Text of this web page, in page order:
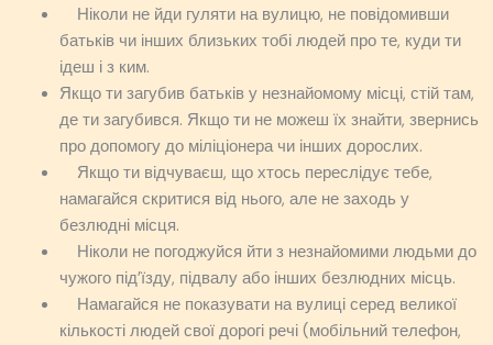
Ніколи не йди гуляти на вулицю, не повідомивши
батьків чи інших близьких тобі людей про те, куди ти
ідеш і з ким.
Якщо ти загубив батьків у незнайомому місці, стій там,
де ти загубився. Якщо ти не можеш їх знайти, звернись
про допомогу до міліціонера чи інших дорослих.
Якщо ти відчуваєш, що хтось переслідує тебе,
намагайся скритися від нього, але не заходь у
безлюдні місця.
Ніколи не погоджуйся йти з незнайомими людьми до
чужого під’їзду, підвалу або інших безлюдних місць.
Намагайся не показувати на вулиці серед великої
кількості людей свої дорогі речі (мобільний телефон,